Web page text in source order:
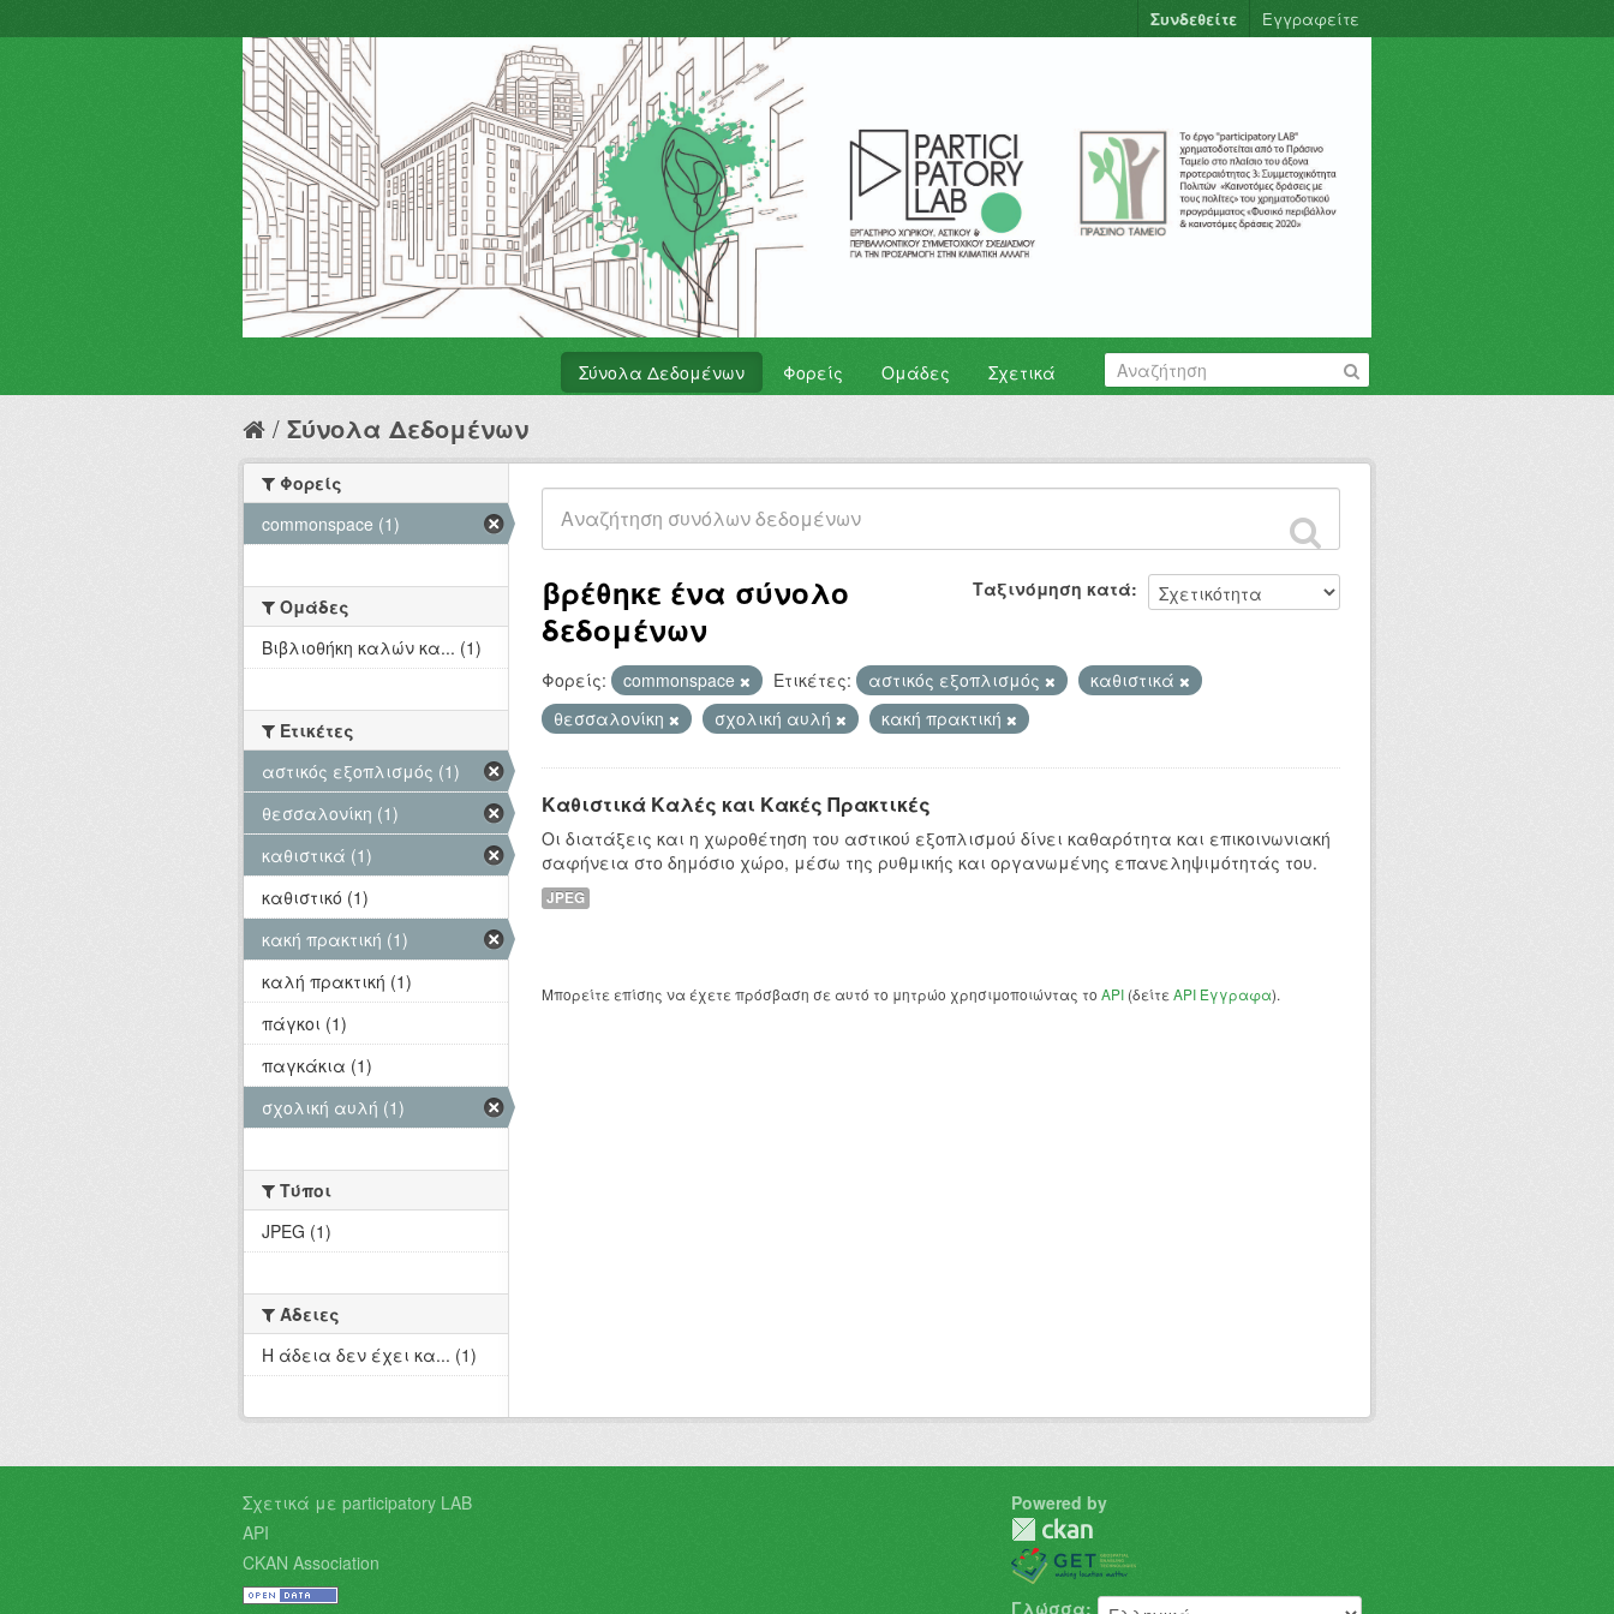
Συνδεθείτε Εγγραφείτε
Σύνολα Δεδομένων Φορείς Ομάδες Σχετικά
Σύνολα Δεδομένων
Ταξινόμηση κατά
βρέθηκε ένα σύνολο
δεδομένων
Φορείς: commonspace Ετικέτες: αστικός εξοπλισμός
καθιστικά
θεσσαλονίκη
σχολική αυλή κακή πρακτική
Καθιστικά Καλές και Κακές Πρακτικές
Οι διατάξεις και η χωροθέτηση του αστικού εξοπλισμού δίνει καθαρότητα και επικοινωνιακή
σαφήνεια στο δημόσιο χώρο, μέσω της ρυθμικής και οργανωμένης επανεληψιμότητάς του.
JPEG
Μπορείτε επίσης να έχετε πρόσβαση σε αυτό το μητρώο χρησιμοποιώντας το API (δείτε API Έγγραφα).
Φορείς
commonspace (1)
Ομάδες
Βιβλιοθήκη καλών κα... (1)
Ετικέτες
αστικός εξοπλισμός (1)
θεσσαλονίκη (1)
καθιστικά (1)
καθιστικό (1)
κακή πρακτική (1)
καλή πρακτική (1)
πάγκοι (1)
παγκάκια (1)
σχολική αυλή (1)
Τύποι
JPEG (1)
Άδειες
Η άδεια δεν έχει κα... (1)
Σχετικά με participatory LAB
API
CKAN Association
Powered by
Γλώσσα